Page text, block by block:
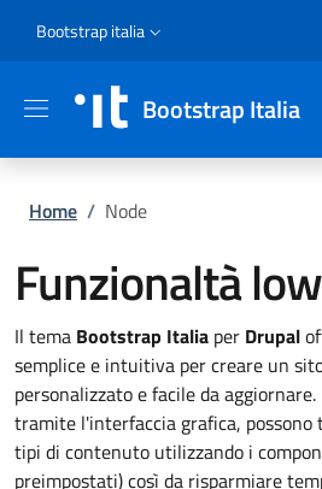
Slim top
Bootstrap italia
Bootstrap Italia
Breadcrumb
Home / Node
Funzionaltà
Il tema Bootstrap Italia per Drupal
semplice e intuitiva per creare un
personalizzato e facile da
tramite l'interfaccia grafica, possono
tipi di contenuto utilizzando i
preimpostati) così da risparmiare